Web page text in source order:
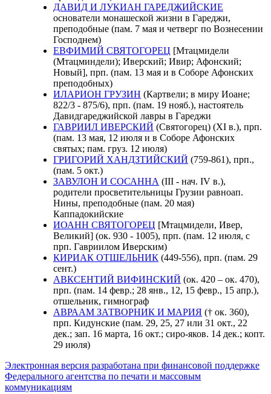
ДАВИД И ЛУКИАН ГАРЕДЖИЙСКИЕ
основатели монашеской жизни в Гареджи,
преподобные (пам. 7 мая и четверг по Вознесении
Господнем)
ЕВФИМИЙ СВЯТОГОРЕЦ [Мтацмидели
(Мтацминдели); Иверский; Ивир; Афонский;
Новый], прп. (пам. 13 мая и в Соборе Афонских
преподобных)
ИЛАРИОН ГРУЗИН (Картвели; в миру Иоане;
822/3 - 875/6), прп. (пам. 19 нояб.), настоятель
Давидгареджийской лавры в Гареджи
ГАВРИИЛ ИВЕРСКИЙ (Святогорец) (ХI в.), прп.
(пам. 13 мая, 12 июля и в Соборе Афонских
святых; пам. груз. 12 июля)
ГРИГОРИЙ ХАНДЗТИЙСКИЙ (759-861), прп.,
(пам. 5 окт.)
ЗАВУЛОН И СОСАННА (III - нач. IV в.),
родители просветительницы Грузии равноап.
Нины, преподобные (пам. 20 мая)
Каппадокийские
ИОАНН СВЯТОГОРЕЦ [Мтацмидели, Ивер,
Великий] (ок. 930 - 1005), прп. (пам. 12 июля, с
прп. Гавриилом Иверским)
КИРИАК ОТШЕЛЬНИК (449-556), прп. (пам. 29
сент.)
АВКСЕНТИЙ ВИФИНСКИЙ (ок. 420 – ок. 470),
прп. (пам. 14 февр.; 28 янв., 12, 15 февр., 15 апр.),
отшельник, гимнограф
АВРААМ ЗАТВОРНИК И МАРИЯ († ок. 360),
прп. Кидунские (пам. 29, 25, 27 или 31 окт., 22
дек.; зап. 16 марта, 16 окт.; сиро-яков. 14 дек.; копт.
29 июля)
Электронная версия разработана при финансовой поддержке
Федерального агентства по печати и массовым
коммуникациям